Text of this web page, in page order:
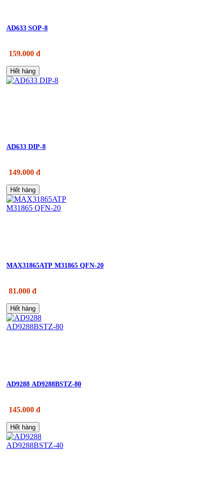
AD633 SOP-8
159.000 đ
Hết hàng
AD633 DIP-8
149.000 đ
Hết hàng
MAX31865ATP M31865 QFN-20
81.000 đ
Hết hàng
AD9288 AD9288BSTZ-80
145.000 đ
Hết hàng